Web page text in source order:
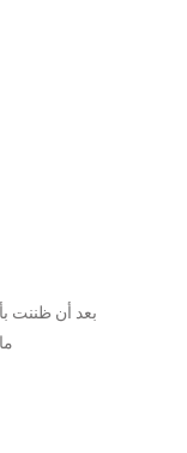
بعد أن ظننت